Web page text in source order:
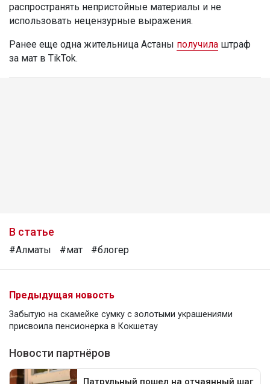
распространять непристойные материалы и не
использовать нецензурные выражения.
Ранее еще одна жительница Астаны получила штраф
за мат в TikTok.
В статье
#Алматы #мат #блогер
Предыдущая новость
Забытую на скамейке сумку с золотыми украшениями
присвоила пенсионерка в Кокшетау